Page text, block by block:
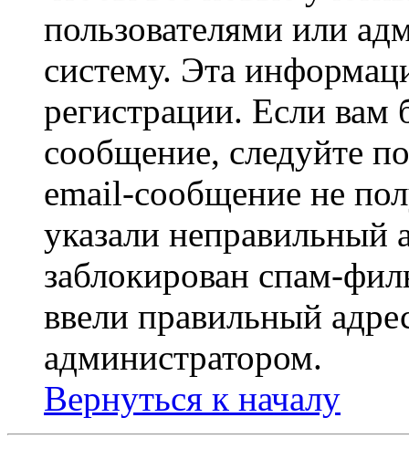
пользователями или
систему. Эта
регистрации. Если
сообщение, следуйте
email-сообщение не
указали неправильный
заблокирован спам-
ввели правильный
администратором.
Вернуться к началу